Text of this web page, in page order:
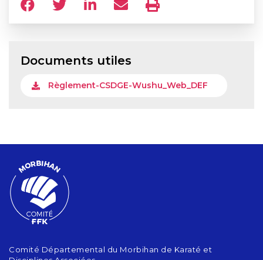
Documents utiles
Règlement-CSDGE-Wushu_Web_DEF
Comité Départemental du Morbihan de Karaté et